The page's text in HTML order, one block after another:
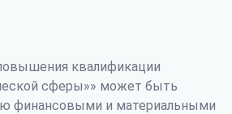
квалификации
сферы»» может быть
финансовыми и материальными